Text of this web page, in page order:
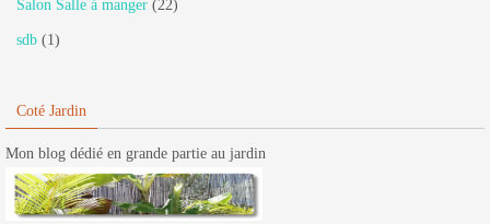
Salon Salle à manger (22)
sdb (1)
Coté Jardin
Mon blog dédié en grande partie au jardin